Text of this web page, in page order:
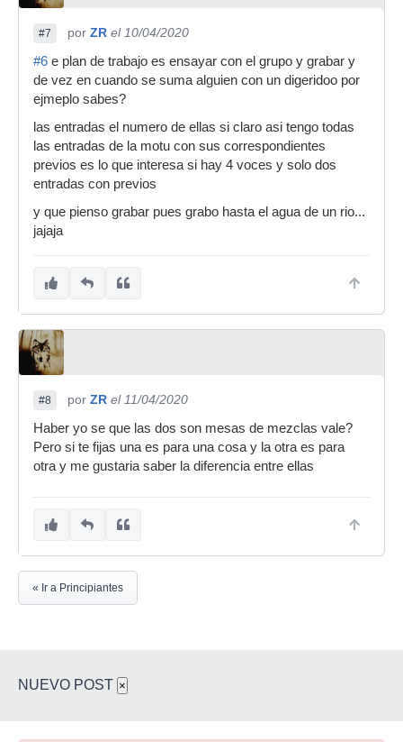
#7 por ZR el 10/04/2020
#6 e plan de trabajo es ensayar con el grupo y grabar y
de vez en cuando se suma alguien con un digeridoo por
ejmeplo sabes?
las entradas el numero de ellas si claro asi tengo todas
las entradas de la motu con sus correspondientes
previos es lo que interesa si hay 4 voces y solo dos
entradas con previos
y que pienso grabar pues grabo hasta el agua de un rio...
jajaja
#8 por ZR el 11/04/2020
Haber yo se que las dos son mesas de mezclas vale?
Pero si te fijas una es para una cosa y la otra es para
otra y me gustaria saber la diferencia entre ellas
« Ir a Principiantes
NUEVO POST ×